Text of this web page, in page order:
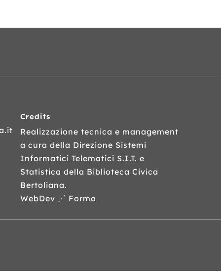
Credits
Realizzazione tecnica e management
a cura della Direzione Sistemi
Informatici Telematici S.I.T. e
Statistica della Biblioteca Civica
Bertoliana.
WebDev ⋰ Forma